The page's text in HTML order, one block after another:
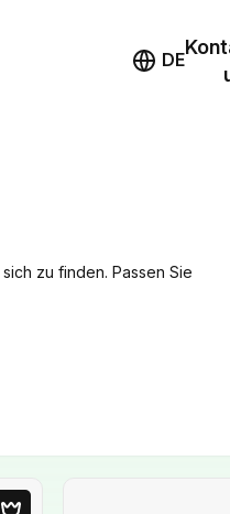
DE
zu finden. Passen Sie